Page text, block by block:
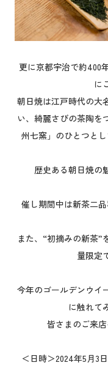
更に京都宇治で約400
に
朝日焼は江戸時代の大
い、綺麗さびの茶陶を
州七窯」のひとつと
歴史ある朝日焼の
催し期間中は新茶二
また、“初摘みの新茶
量限定
今年のゴールデンウイ
に触れて
皆さまのご来
＜日時＞2024年5月3